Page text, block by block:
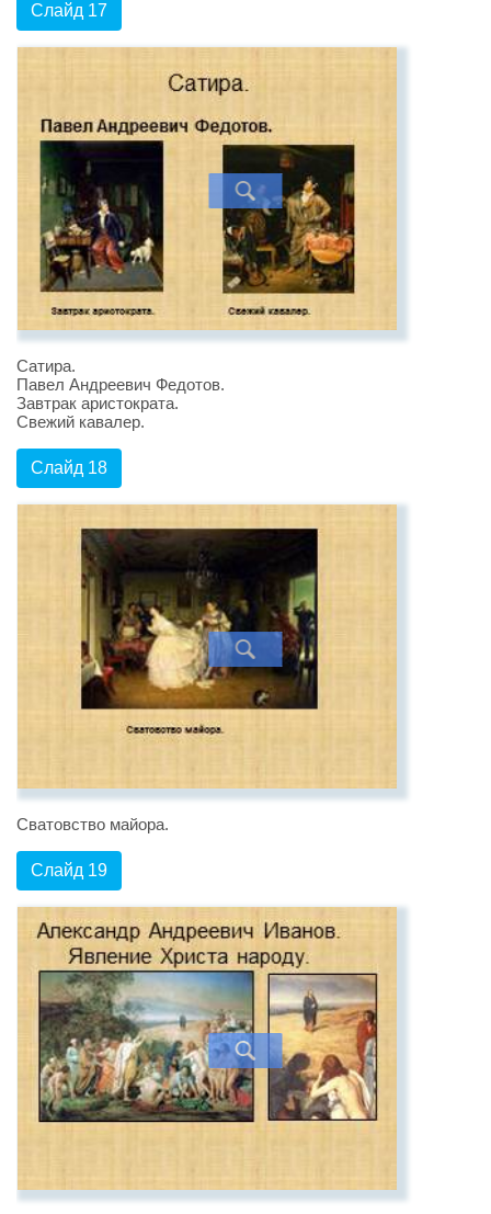
Слайд 17
Сатира.
Павел Андреевич Федотов.
Завтрак аристократа.
Свежий кавалер.
Слайд 18
Сватовство майора.
Слайд 19